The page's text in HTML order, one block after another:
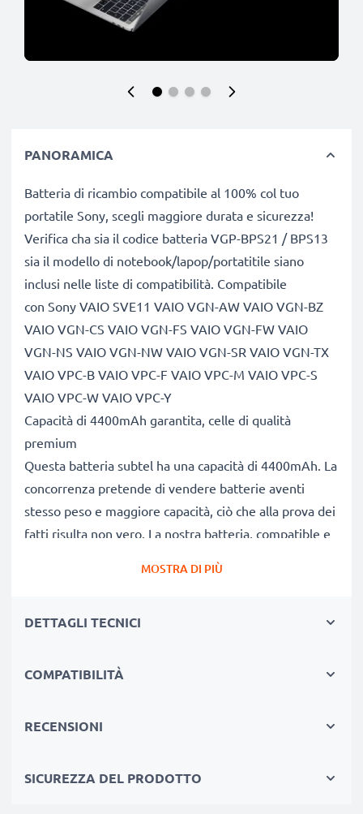
PANORAMICA
Batteria di ricambio compatibile al 100% col tuo
portatile Sony, scegli maggiore durata e sicurezza!
Verifica cha sia il codice batteria VGP-BPS21 / BPS13
sia il modello di notebook/lapop/portatitile siano
inclusi nelle liste di compatibilità. Compatibile
con Sony VAIO SVE11 VAIO VGN-AW VAIO VGN-BZ
VAIO VGN-CS VAIO VGN-FS VAIO VGN-FW VAIO
VGN-NS VAIO VGN-NW VAIO VGN-SR VAIO VGN-TX
VAIO VPC-B VAIO VPC-F VAIO VPC-M VAIO VPC-S
VAIO VPC-W VAIO VPC-Y
Capacità di 4400mAh garantita, celle di qualità
premium
Questa batteria subtel ha una capacità di 4400mAh. La
concorrenza pretende di vendere batterie aventi
stesso peso e maggiore capacità, ciò che alla prova dei
fatti risulta non vero. La nostra batteria, compatible e
compatibile
continuamente altissime performance in termini di
doverlo ricaricare.
MOSTRA DI PIÙ
DETTAGLI TECNICI
COMPATIBILITÀ
RECENSIONI
SICUREZZA DEL PRODOTTO